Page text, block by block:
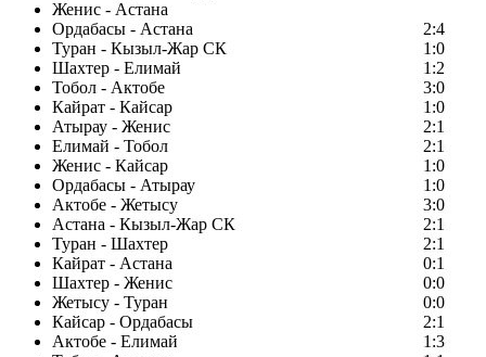
Женис - Астана
Ордабасы - Астана
2:4
Туран - Кызыл-Жар СК
1:0
Шахтер - Елимай
1:2
Тобол - Актобе
3:0
Кайрат - Кайсар
1:0
Атырау - Женис
2:1
Елимай - Тобол
2:1
Женис - Кайсар
1:0
Ордабасы - Атырау
1:0
Актобе - Жетысу
3:0
Астана - Кызыл-Жар СК
2:1
Туран - Шахтер
2:1
Кайрат - Астана
0:1
Шахтер - Женис
0:0
Жетысу - Туран
0:0
Кайсар - Ордабасы
2:1
Актобе - Елимай
1:3